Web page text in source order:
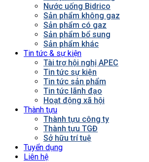
Nước uống Bidrico
Sản phẩm không gaz
Sản phẩm có gaz
Sản phẩm bổ sung
Sản phẩm khác
Tin tức & sự kiện
Tài trợ hội nghị APEC
Tin tức sự kiện
Tin tức sản phẩm
Tin tức lãnh đạo
Hoạt động xã hội
Thành tựu
Thành tựu công ty
Thành tựu TGĐ
Sở hữu trí tuệ
Tuyển dụng
Liên hệ